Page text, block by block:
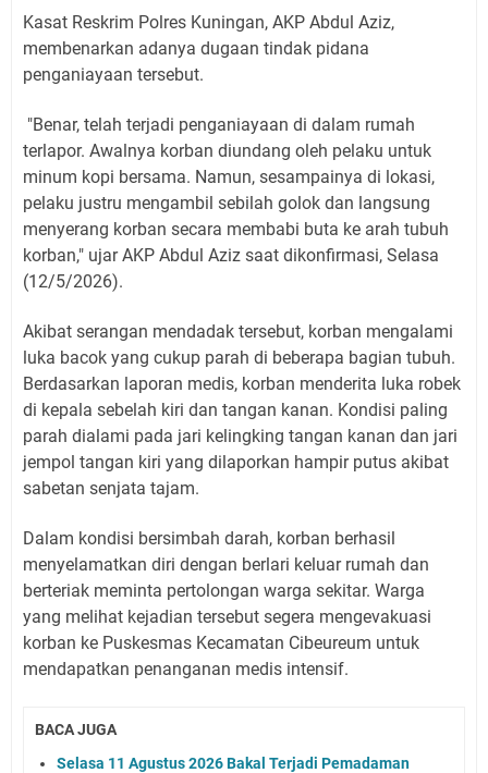
Kasat Reskrim Polres Kuningan, AKP Abdul Aziz,
membenarkan adanya dugaan tindak pidana
penganiayaan tersebut.
"Benar, telah terjadi penganiayaan di dalam rumah
terlapor. Awalnya korban diundang oleh pelaku untuk
minum kopi bersama. Namun, sesampainya di lokasi,
pelaku justru mengambil sebilah golok dan langsung
menyerang korban secara membabi buta ke arah tubuh
korban," ujar AKP Abdul Aziz saat dikonfirmasi, Selasa
(12/5/2026).
Akibat serangan mendadak tersebut, korban mengalami
luka bacok yang cukup parah di beberapa bagian tubuh.
Berdasarkan laporan medis, korban menderita luka robek
di kepala sebelah kiri dan tangan kanan. Kondisi paling
parah dialami pada jari kelingking tangan kanan dan jari
jempol tangan kiri yang dilaporkan hampir putus akibat
sabetan senjata tajam.
Dalam kondisi bersimbah darah, korban berhasil
menyelamatkan diri dengan berlari keluar rumah dan
berteriak meminta pertolongan warga sekitar. Warga
yang melihat kejadian tersebut segera mengevakuasi
korban ke Puskesmas Kecamatan Cibeureum untuk
mendapatkan penanganan medis intensif.
BACA JUGA
Selasa 11 Agustus 2026 Bakal Terjadi Pemadaman